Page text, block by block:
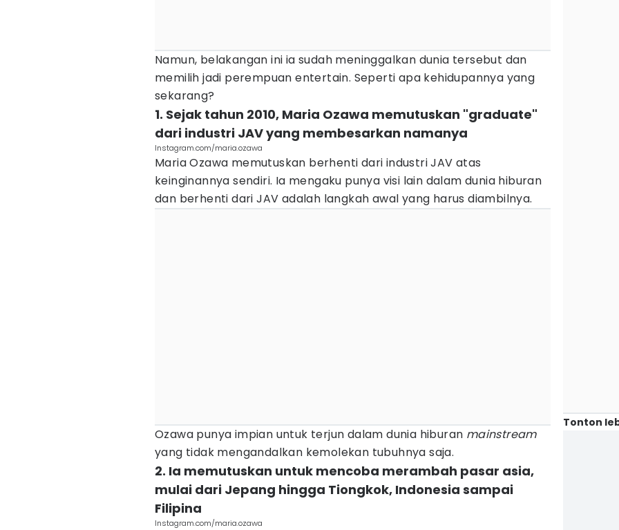
Namun, belakangan ini ia sudah meninggalkan dunia tersebut dan
memilih jadi perempuan entertain. Seperti apa kehidupannya yang
sekarang?
1. Sejak tahun 2010, Maria Ozawa memutuskan "graduate"
dari industri JAV yang membesarkan namanya
Instagram.com/maria.ozawa
Maria Ozawa memutuskan berhenti dari industri JAV atas
keinginannya sendiri. Ia mengaku punya visi lain dalam dunia hiburan
dan berhenti dari JAV adalah langkah awal yang harus diambilnya.
Ozawa punya impian untuk terjun dalam dunia hiburan mainstream
yang tidak mengandalkan kemolekan tubuhnya saja.
2. Ia memutuskan untuk mencoba merambah pasar asia,
mulai dari Jepang hingga Tiongkok, Indonesia sampai
Filipina
Instagram.com/maria.ozawa
Tonton